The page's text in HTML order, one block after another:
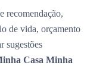
recomendação,
de vida, orçamento
sugestões
Casa Minha